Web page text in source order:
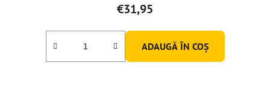
€31,95
ADAUGĂ ÎN COŞ